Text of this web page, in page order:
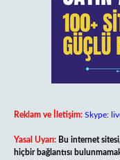
Reklam ve İletişim: Skype:
Yasal Uyarı: Bu internet
hiçbir bağlantısı